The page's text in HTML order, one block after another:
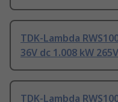
TDK-Lambda
36V dc 1.008 kW
TDK-Lambda